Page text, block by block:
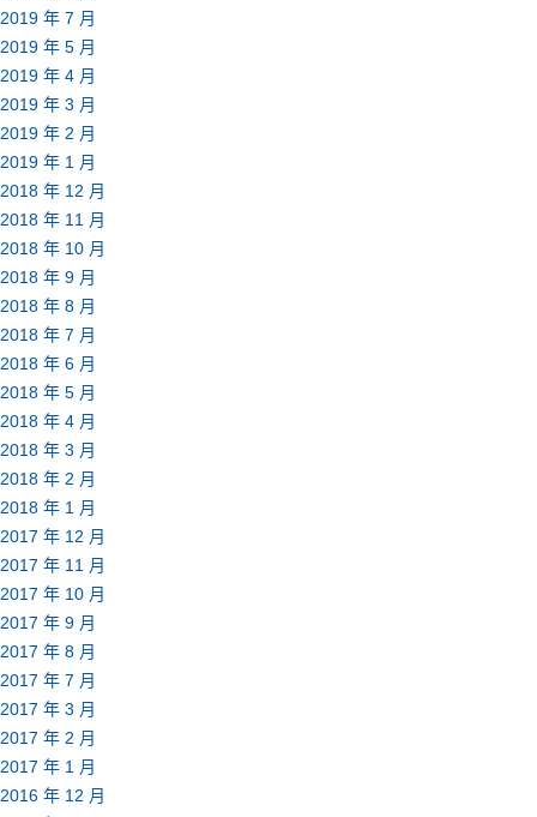
2019 年 7 月
2019 年 5 月
2019 年 4 月
2019 年 3 月
2019 年 2 月
2019 年 1 月
2018 年 12 月
2018 年 11 月
2018 年 10 月
2018 年 9 月
2018 年 8 月
2018 年 7 月
2018 年 6 月
2018 年 5 月
2018 年 4 月
2018 年 3 月
2018 年 2 月
2018 年 1 月
2017 年 12 月
2017 年 11 月
2017 年 10 月
2017 年 9 月
2017 年 8 月
2017 年 7 月
2017 年 3 月
2017 年 2 月
2017 年 1 月
2016 年 12 月